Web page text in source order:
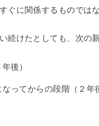
ぐに関係するものでは
続けたとしても、次の
後）
ってからの段階（２年